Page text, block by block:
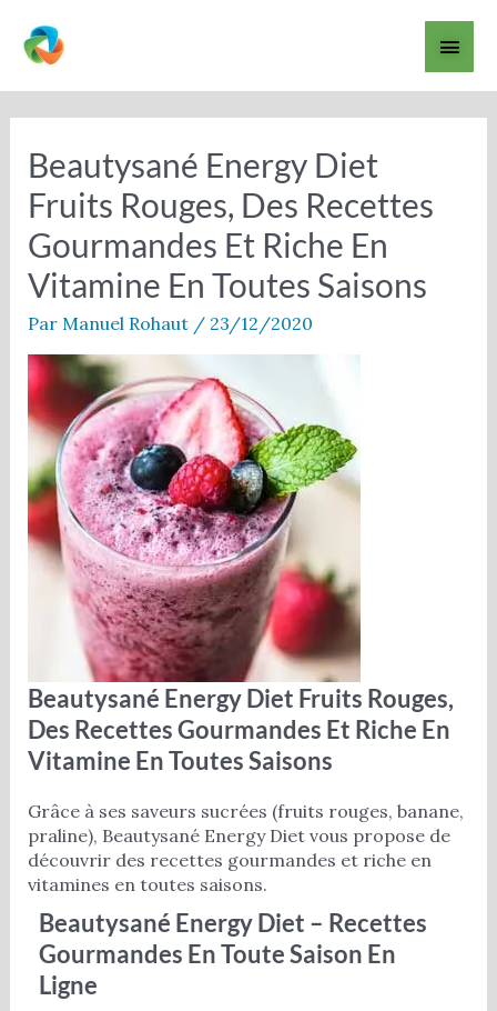
contenu
Beautysané Energy Diet
Fruits Rouges, Des Recettes
Gourmandes Et Riche En
Vitamine En Toutes Saisons
Par Manuel Rohaut / 23/12/2020
Beautysané Energy Diet Fruits Rouges,
Des Recettes Gourmandes Et Riche En
Vitamine En Toutes Saisons
Grâce à ses saveurs sucrées (fruits rouges, banane,
praline), Beautysané Energy Diet vous propose de
découvrir des recettes gourmandes et riche en
vitamines en toutes saisons.
Beautysané Energy Diet – Recettes
Gourmandes En Toute Saison En
Ligne